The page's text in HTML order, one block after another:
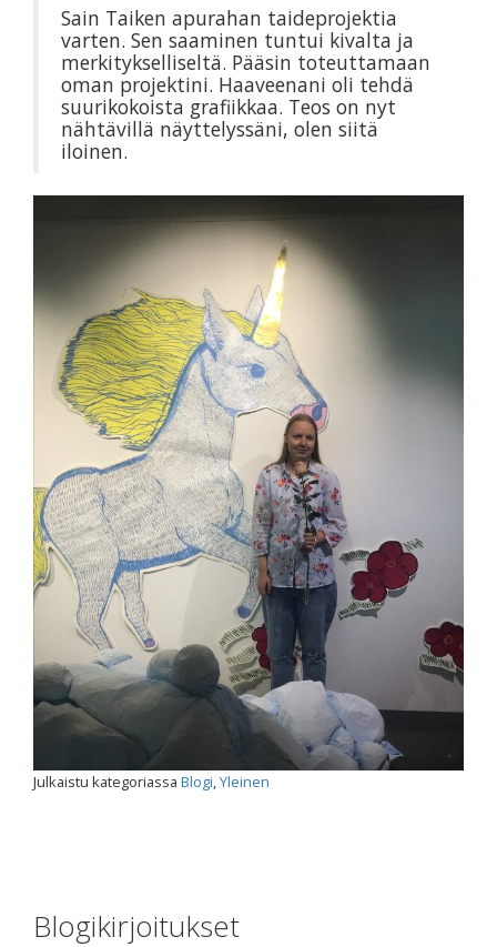
Sain Taiken apurahan taideprojektia
varten. Sen saaminen tuntui kivalta ja
merkitykselliseltä. Pääsin toteuttamaan
oman projektini. Haaveenani oli tehdä
suurikokoista grafiikkaa. Teos on nyt
nähtävillä näyttelyssäni, olen siitä
iloinen.
Julkaistu kategoriassa Blogi,Yleinen
Blogikirjoitukset